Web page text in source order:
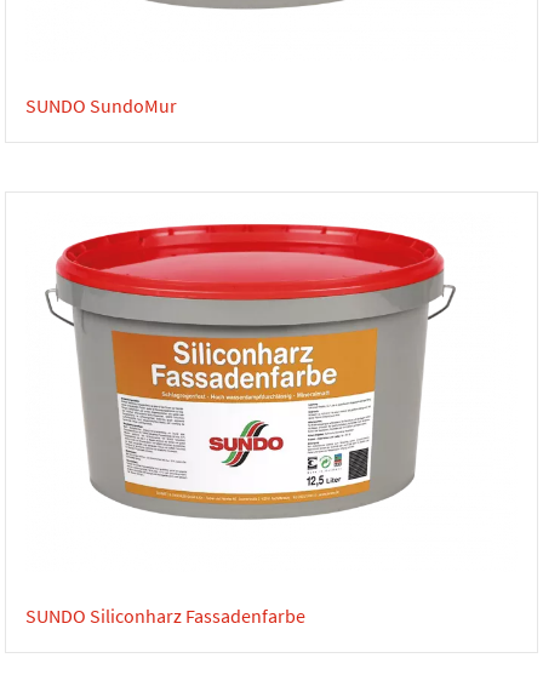
SUNDO SundoMur
SUNDO Siliconharz Fassadenfarbe